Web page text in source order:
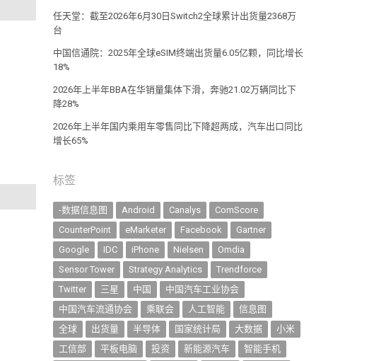
任天堂：截至2026年6月30日Switch2全球累计出货量2368万
台
中国信通院：2025年全球eSIM终端出货量6.05亿颗，同比增长
18%
2026年上半年BBA在华销量集体下滑，奔驰21.02万辆同比下
降28%
2026年上半年国内乘用车零售同比下降超两成，汽车出口同比
增长65%
标签
-数据信息图 Android Canalys
ComScore
CounterPoint
eMarketer Facebook
Gartner
Google
IDC iPhone Nielsen
Omdia
Sensor Tower
Strategy Analytics
Trendforce
Twitter
三星 中国
中国汽车工业协会
中国汽车流通协会
乘联会 人工智能
信息图
全球
出货量 半导体 国家统计局 大数据
小米
工信部
平板电脑 投资 新能源汽车
智能手机